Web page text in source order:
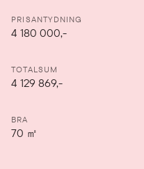
PRISANTYDNING
4 180 000,-
TOTALSUM
4 129 869,-
BRA
70 ㎡